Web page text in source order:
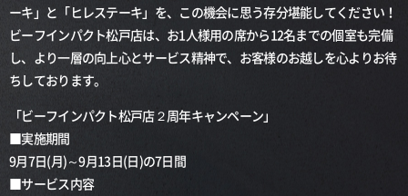
ーキ」と「ヒレステーキ」を、この機会に思う存分堪能してください！
ビーフインパクト松戸店は、お1人様用の席から12名までの個室も完備
し、より一層の向上心とサービス精神で、お客様のお越しを心よりお待
ちしております。
「ビーフインパクト松戸店２周年キャンペーン」
■実施期間
9月7日(月)～9月13日(日)の7日間
■サービス内容